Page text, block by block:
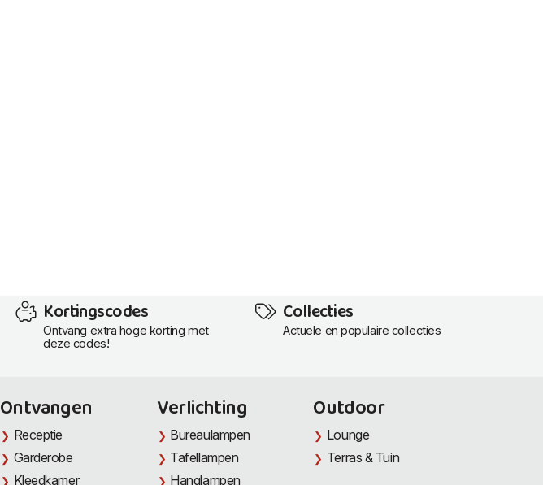
Kortingscodes
Ontvang extra hoge korting met
deze codes!
Collecties
Actuele en populaire collecties
Ontvangen
Receptie
Garderobe
Kleedkamer
Verlichting
Bureaulampen
Tafellampen
Hanglampen
Outdoor
Lounge
Terras & Tuin